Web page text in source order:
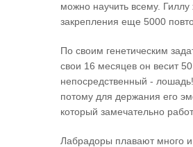
можно научить всему.
закрепления еще 5000
По своим генетическим
свои 16 месяцев он весит
непосредственный -
потому для держания его
который замечательно
Лабрадоры плавают много